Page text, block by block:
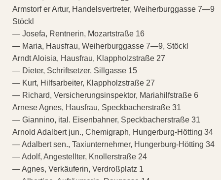
Armstorf er Artur, Handelsvertreter, Weiherburggasse 7—9
Stöckl
— Josefa, Rentnerin, Mozartstraße 16
— Maria, Hausfrau, Weiherburggasse 7—9, Stöckl
Arndt Aloisia, Hausfrau, Klappholzstraße 27
— Dieter, Schriftsetzer, Sillgasse 15
— Kurt, Hilfsarbeiter, Klappholzstraße 27
— Richard, Versicherungsinspektor, Mariahilfstraße 6
Arnese Agnes, Hausfrau, Speckbacherstraße 31
— Giannino, ital. Eisenbahner, Speckbacherstraße 31
Arnold Adalbert jun., Chemigraph, Hungerburg-Hötting 34
— Adalbert sen., Taxiunternehmer, Hungerburg-Hötting 34
— Adolf, Angestellter, Knollerstraße 24
— Agnes, Verkäuferin, Verdroßplatz 1